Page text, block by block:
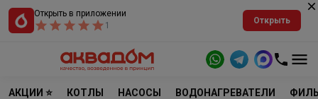
Открыть в приложении
1
Открыть
АКЦИИ ⭐ КОТЛЫ НАСОСЫ ВОДОНАГРЕВАТЕЛИ